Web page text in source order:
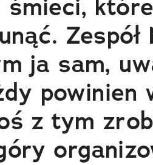
śmieci,
ja sam,
powinien
z tym